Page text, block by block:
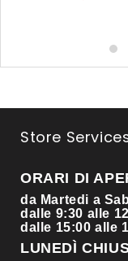
Store
ORARI DI
da Martedi a
dalle 9:30 alle
dalle 15:00 alle
LUNEDÌ